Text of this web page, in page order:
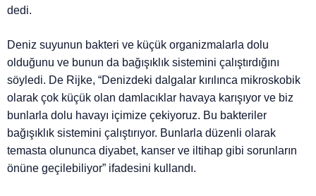
dedi.
Deniz suyunun bakteri ve küçük organizmalarla dolu
olduğunu ve bunun da bağışıklık sistemini çalıştırdığını
söyledi. De Rijke, “Denizdeki dalgalar kırılınca mikroskobik
olarak çok küçük olan damlacıklar havaya karışıyor ve biz
bunlarla dolu havayı içimize çekiyoruz. Bu bakteriler
bağışıklık sistemini çalıştırıyor. Bunlarla düzenli olarak
temasta olununca diyabet, kanser ve iltihap gibi sorunların
önüne geçilebiliyor” ifadesini kullandı.